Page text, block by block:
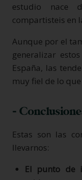
estudio nace
compartisteis en
Aunque por el
generalizar
España, las
muy fiel de lo
-
Estas son las
llevarnos:
El punto de